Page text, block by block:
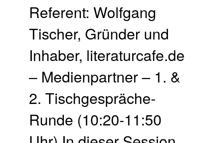
Referent: Wolfgang
Tischer, Gründer und
Inhaber, literaturcafe.de
– Medienpartner – 1. &
2. Tisch­gespräche-
Runde (10:20-11:50